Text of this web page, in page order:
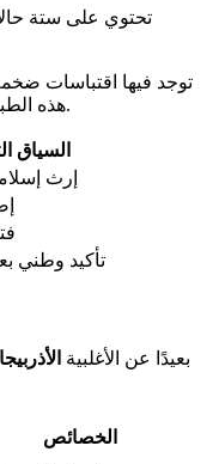
تحتوي على ستة
توجد فيها اقتباسات
هذه الطبقات المتعاقبة التأثيرات التي تعرضت لها.
السياق
إرث
تأكيد وطني
بعيدًا عن الأغلبية
الخصائص